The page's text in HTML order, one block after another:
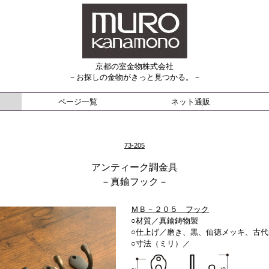
京都の室金物株式会社
－お探しの金物がきっと見つかる。－
ページ一覧 ネット通販
73-205
アンティーク調金具
－真鍮フック－
ＭＢ－２０５ フック
○材質／真鍮鋳物製
○仕上げ／ 磨き、黒、仙徳メッキ、古
○寸法（ミリ）／